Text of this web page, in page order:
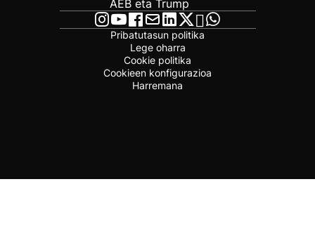
AEB eta Trump
Pribatutasun politika
Lege oharra
Cookie politika
Cookieen konfigurazioa
Harremana